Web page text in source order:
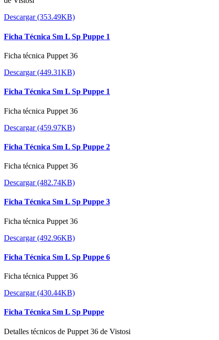
Descargar (353.49KB)
Ficha Técnica Sm L Sp Puppe 1
Ficha técnica Puppet 36
Descargar (449.31KB)
Ficha Técnica Sm L Sp Puppe 1
Ficha técnica Puppet 36
Descargar (459.97KB)
Ficha Técnica Sm L Sp Puppe 2
Ficha técnica Puppet 36
Descargar (482.74KB)
Ficha Técnica Sm L Sp Puppe 3
Ficha técnica Puppet 36
Descargar (492.96KB)
Ficha Técnica Sm L Sp Puppe 6
Ficha técnica Puppet 36
Descargar (430.44KB)
Ficha Técnica Sm L Sp Puppe
Detalles técnicos de Puppet 36 de Vistosi